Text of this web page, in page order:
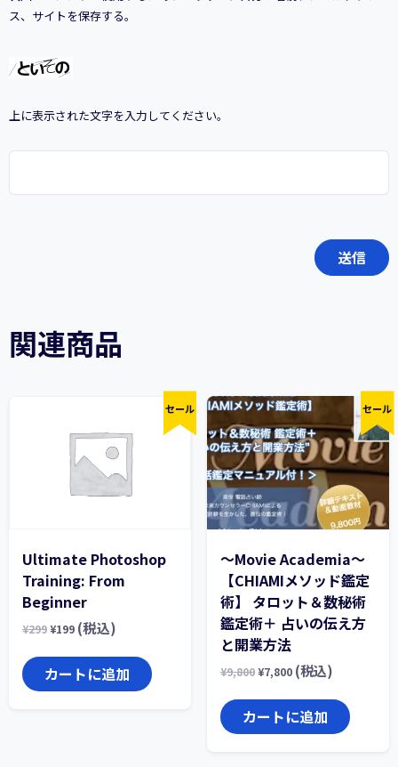
ス、サイトを保存する。
上に表示された文字を入力してください。
関連商品
セール
Ultimate Photoshop
Training: From
Beginner
¥299¥199 (税込)
カートに追加
セール
〜Movie Academia〜
【CHIAMIメソッド鑑定
術】 タロット＆数秘術
鑑定術＋ 占いの伝え方
と開業方法
¥9,800 ¥7,800 (税込)
カートに追加